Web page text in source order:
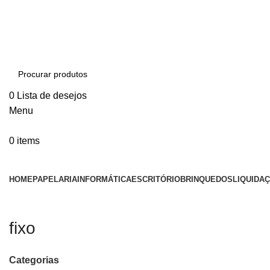
0 Lista de desejos
Menu
0 items
HOMEPAPELARIA INFORMÁTICAESCRITÓRIOBRINQUEDOS
fixo
Categorias